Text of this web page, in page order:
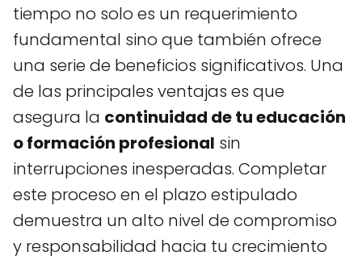
tiempo no solo es un requerimiento
fundamental sino que también ofrece
una serie de beneficios significativos. Una
de las principales ventajas es que
asegura la continuidad de tu educación
o formación profesional sin
interrupciones inesperadas. Completar
este proceso en el plazo estipulado
demuestra un alto nivel de compromiso
y responsabilidad hacia tu crecimiento